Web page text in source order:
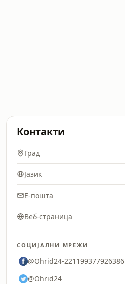
Контакти
Град
Јазик
Е-пошта
Веб-страница
СОЦИЈАЛНИ МРЕЖИ
@Ohrid24-221199377926386
@Ohrid24